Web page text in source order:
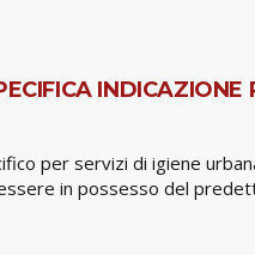
INDICAZIONE
per servizi di igiene
in possesso del